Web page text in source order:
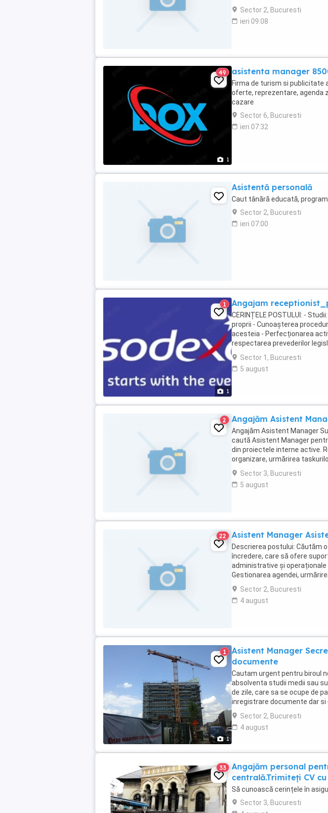
Abilități de organizare ...
Sector 2, Bucuresti
ieri 09:08
1
49 asistenta manager
Firma de turism si publicitate
oferte, reprezentare, agenda
cazare
Sector 6, Bucuresti
ieri 07:32
Asistentă personală
Caut tânără educată, program
Sector 2, Bucuresti
ieri 07:00
1
1 Angajam
CERINȚELE POSTULUI: -
proprii - Cunoașterea
acesteia - Perfecționarea
respectarea prevederilor
organizaționale - Abilități de
Sector 1, Bucuresti
5 august
2 Angajăm Asistent
Angajăm Asistent Manager
caută Asistent Manager
din proiectele interne active.
organizare, urmărirea
Responsabilități: Oferă suport
Sector 3, Bucuresti
5 august
22 Asistent Manager
Descrierea postului: Căutăm
încredere, care să ofere
administrative și
Gestionarea agendei,
redactarea și arhivarea ...
Sector 2, Bucuresti
4 august
1
1
Asistent Manager
documente
Cautam urgent pentru biroul
absolventa studii medii sau
de zile, care sa se ocupe de
inregistrare documente dar
constructii. Se solicita limba
Sector 2, Bucuresti
4 august
33
Angajăm personal
centrală.Trimiteți CV
Să cunoască cerințele în
Sector 3, Bucuresti